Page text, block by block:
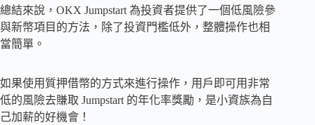
總結來說，OKX Jumpstart 為投資者提供了一個低風險參
與新幣項目的方法，除了投資門檻低外，整體操作也相
當簡單。
如果使用質押借幣的方式來進行操作，用戶即可用非常
低的風險去賺取 Jumpstart 的年化率獎勵，是小資族為自
己加薪的好機會！